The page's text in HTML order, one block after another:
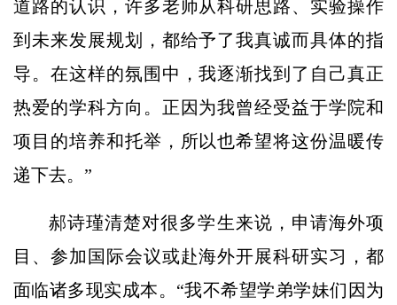
道路的认识，许多老师从科研思路、实验操作
到未来发展规划，都给予了我真诚而具体的指
导。在这样的氛围中，我逐渐找到了自己真正
热爱的学科方向。正因为我曾经受益于学院和
项目的培养和托举，所以也希望将这份温暖传
递下去。”
郝诗瑾清楚对很多学生来说，申请海外项
目、参加国际会议或赴海外开展科研实习，都
面临诸多现实成本。“我不希望学弟学妹们因为